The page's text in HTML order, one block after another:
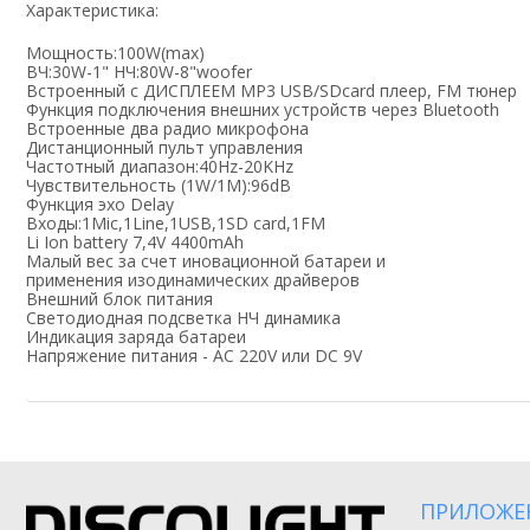
Характеристика:
Мощность:100W(max)
ВЧ:30W-1" НЧ:80W-8"woofer
Встроенный с ДИСПЛЕЕМ MP3 USB/SDcard плеер, FM тюнер
Функция подключения внешних устройств через Bluetooth
Встроенные два радио микрофона
Дистанционный пульт управления
Частотный диапазон:40Hz-20KHz
Чувствительность (1W/1M):96dB
Функция эхо Delay
Входы:1Mic,1Line,1USB,1SD card,1FM
Li Ion battery 7,4V 4400mAh
Малый вес за счет иновационной батареи и
применения изодинамических драйверов
Внешний блок питания
Светодиодная подсветка НЧ динамика
Индикация заряда батареи
Напряжение питания - AC 220V или DC 9V